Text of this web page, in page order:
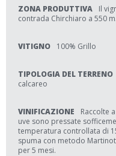
ZONA PRODUTTIVA
Il
contrada Chirchiaro a 550
VITIGNO 100% Grillo
TIPOLOGIA DEL TERRENO
calcareo
VINIFICAZIONE
Raccolte
uve sono pressate
temperatura controllata di
spuma con metodo
per 5 mesi.